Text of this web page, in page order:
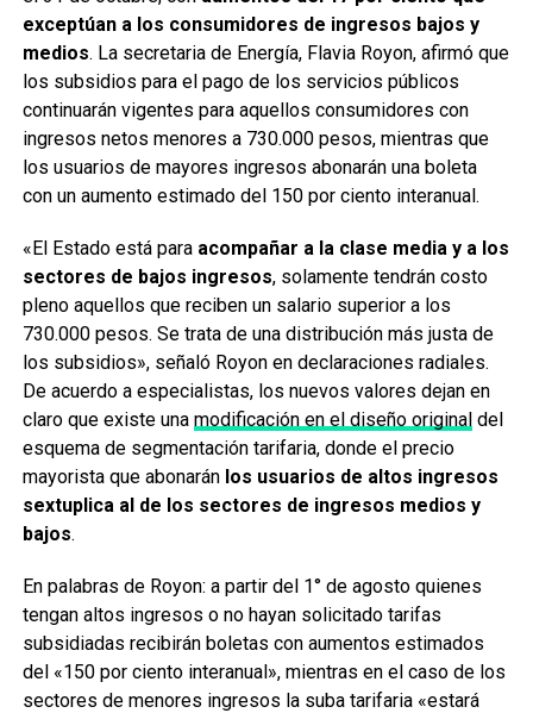
exceptúan a los consumidores de ingresos bajos y
medios. La secretaria de Energía, Flavia Royon, afirmó que
los subsidios para el pago de los servicios públicos
continuarán vigentes para aquellos consumidores con
ingresos netos menores a 730.000 pesos, mientras que
los usuarios de mayores ingresos abonarán una boleta
con un aumento estimado del 150 por ciento interanual.
«El Estado está para acompañar a la clase media y a los
sectores de bajos ingresos, solamente tendrán costo
pleno aquellos que reciben un salario superior a los
730.000 pesos. Se trata de una distribución más justa de
los subsidios», señaló Royon en declaraciones radiales.
De acuerdo a especialistas, los nuevos valores dejan en
claro que existe una modificación en el diseño originaldel
esquema de segmentación tarifaria, donde el precio
mayorista que abonarán los usuarios de altos ingresos
sextuplica al de los sectores de ingresos medios y
bajos.
En palabras de Royon: a partir del 1° de agosto quienes
tengan altos ingresos o no hayan solicitado tarifas
subsidiadas recibirán boletas con aumentos estimados
del «150 por ciento interanual», mientras en el caso de los
sectores de menores ingresos la suba tarifaria «estará